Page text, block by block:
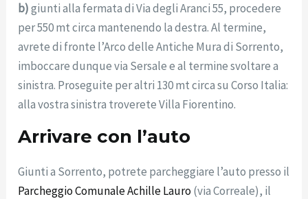
b)giunti alla fermata di Via degli Aranci 55, procedere
per 550 mt circa mantenendo la destra. Al termine,
avrete di fronte l’Arco delle Antiche Mura di Sorrento,
imboccare dunque via Sersale e al termine svoltare a
sinistra. Proseguite per altri 130 mt circa su Corso Italia:
alla vostra sinistra troverete Villa Fiorentino.
Arrivare con l’auto
Giunti a Sorrento, potrete parcheggiare l’auto presso il
Parcheggio Comunale Achille Lauro(via Correale), il